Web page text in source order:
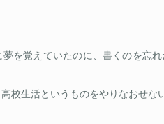
を覚えていたのに、書くのを忘
校生活というものをやりなおせな